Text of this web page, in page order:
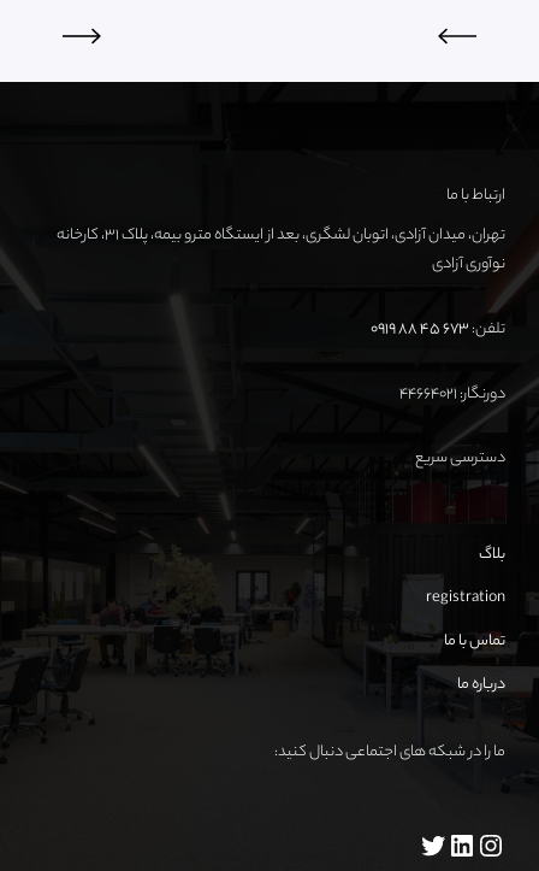
ارتباط با ما
تهران، میدان آزادی، اتوبان لشگری، بعد از ایستگاه مترو بیمه، پلاک ۳۱، کارخانه
نوآوری آزادی
تلفن:673 45 88 0919
دورنگار: ۴۴۶۶۴۰۲۱
دسترسی سریع
بلاگ
registration
تماس با ما
درباره ما
ما را در شبکه های اجتماعی دنبال کنید: